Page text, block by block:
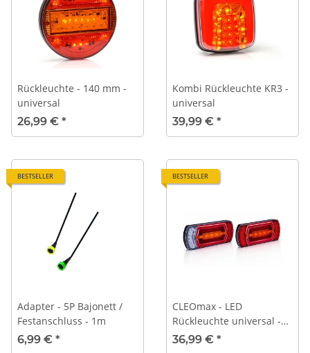
Rückleuchte - 140 mm -
universal
26,99 € *
Kombi Rückleuchte KR3 -
universal
39,99 € *
BESTSELLER
Adapter - 5P Bajonett /
Festanschluss - 1m
6,99 € *
BESTSELLER
CLEOmax - LED
Rückleuchte universal -
162x30,5mm - 12V/24V -
36,99 € *